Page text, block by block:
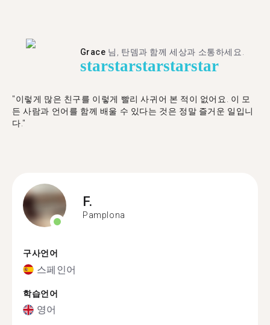
Grace 님, 탄뎀과 함께 세상과 소통하세요.
starstarstarstarstar
"이렇게 많은 친구를 이렇게 빨리 사귀어 본 적이 없어요. 이 모
든 사람과 언어를 함께 배울 수 있다는 것은 정말 즐거운 일입니
다."
F.
Pamplona
구사언어
스페인어
학습언어
영어